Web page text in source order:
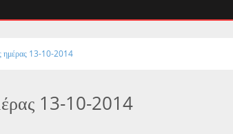
ημέρας 13-10-2014
13-10-2014